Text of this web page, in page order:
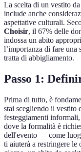
La scelta di un vestito
include anche
aspettative culturali.
Choisir, il 67% delle
indossa un abito
l’importanza di fare una
tratta di abbigliamento.
Passo 1:
Prima di tutto, è
stai scegliendo il vestito
festeggiamenti
dove la formalità è
dell'evento — come
ti aiuterà a restringere